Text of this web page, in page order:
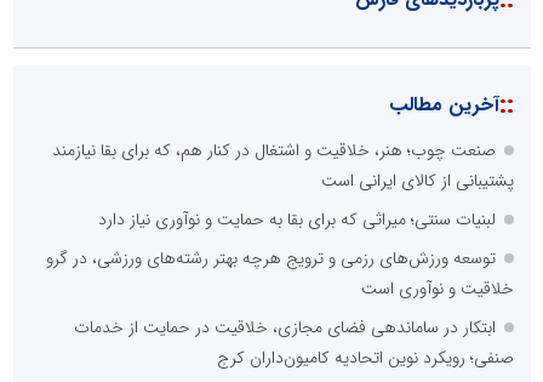
::آخرین مطالب
صنعت چوب؛ هنر، خلاقیت و اشتغال در کنار هم، که برای بقا نیازمند
پشتیبانی از کالای ایرانی است
لبنیات سنتی؛ میراثی که برای بقا به حمایت و نوآوری نیاز دارد
توسعه ورزش‌های رزمی و ترویج هرچه بهتر رشته‌های ورزشی، در گرو
خلاقیت و نوآوری است
ابتکار در ساماندهی فضای مجازی، خلاقیت در حمایت از خدمات
صنفی؛ رویکرد نوین اتحادیه کامیون‌داران کرج